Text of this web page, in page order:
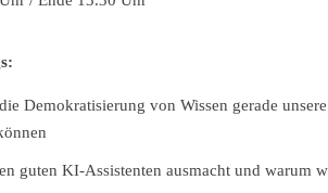
Demokratisierung von Wissen gerade
guten KI-Assistenten ausmacht und warum